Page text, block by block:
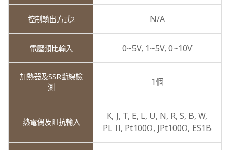
N/A
0~5V, 1~5V, 0~10V
1個
K, J, T, E, L, U, N, R,S, B,W,
PL II, Pt100Ω, JPt100Ω, ES1B